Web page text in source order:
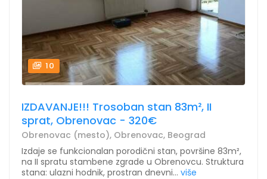
10
IZDAVANJE!!! Trosoban stan 83m², II
sprat, Obrenovac - 320€
Obrenovac (mesto), Obrenovac, Beograd
Izdaje se funkcionalan porodični stan, površine 83m²,
na II spratu stambene zgrade u Obrenovcu. Struktura
stana: ulazni hodnik, prostran dnevni... više